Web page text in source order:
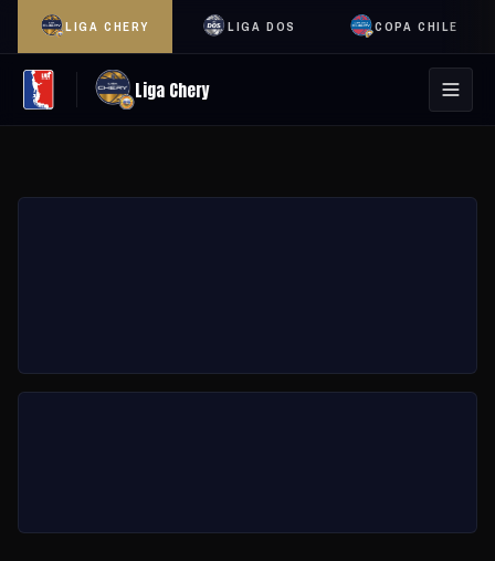
LIGA CHERY LIGA DOS COPA CHILE
Liga Chery